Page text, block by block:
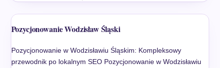
Pozycjonowanie Wodzisław Śląski
Pozycjonowanie w Wodzisławiu Śląskim: Kompleksowy
przewodnik po lokalnym SEO Pozycjonowanie w Wodzisławiu